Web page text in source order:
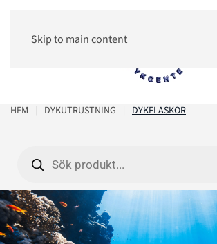
Skip to main content
HEM DYKUTRUSTNING DYKFLASKOR
search